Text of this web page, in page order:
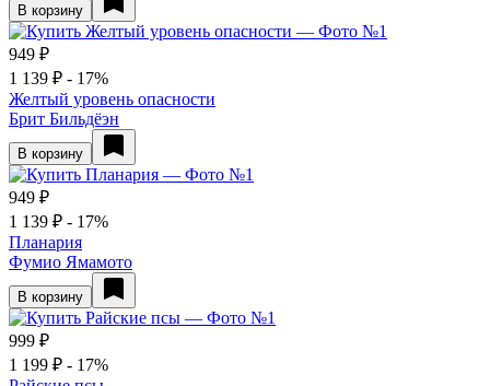
В корзину
949 ₽
1 139 ₽ - 17%
Желтый уровень опасности
Брит Бильдёэн
В корзину
949 ₽
1 139 ₽ - 17%
Планария
Фумио Ямамото
В корзину
999 ₽
1 199 ₽ - 17%